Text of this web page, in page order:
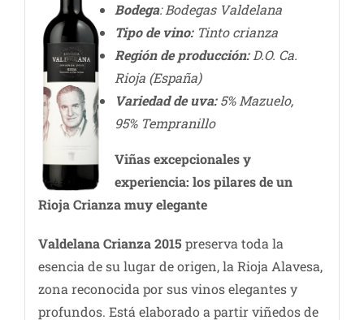
Bodega: Bodegas Valdelana
Tipo de vino:Tinto crianza
Región de producción:D.O. Ca.
Rioja (España)
Variedad de uva:5% Mazuelo,
95% Tempranillo
Viñas excepcionales y
experiencia: los pilares de un
Rioja Crianza muy elegante
Valdelana Crianza 2015 preserva toda la
esencia de su lugar de origen, la Rioja Alavesa,
zona reconocida por sus vinos elegantes y
profundos. Está elaborado a partir viñedos de